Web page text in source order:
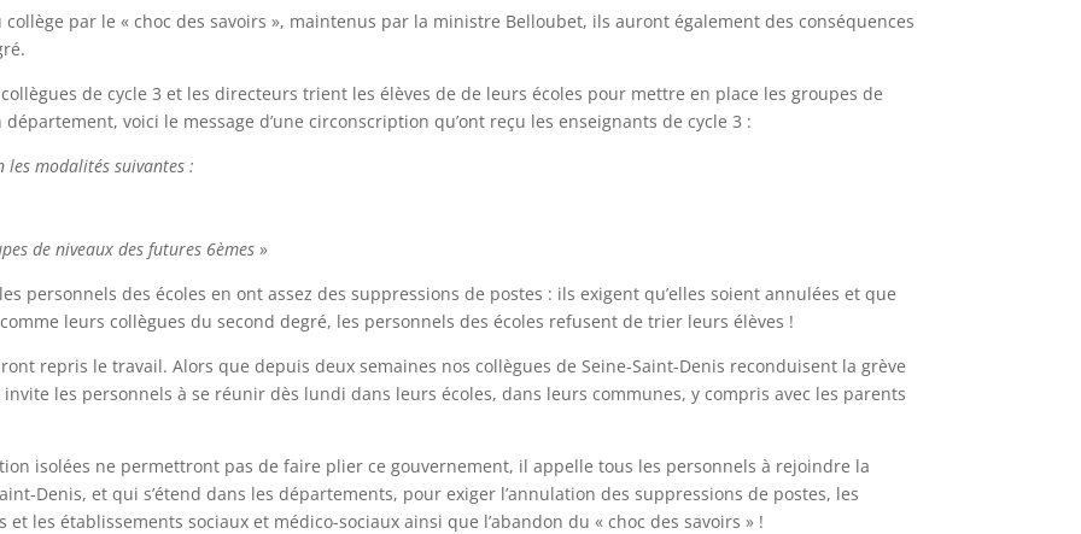
par le « choc des savoirs », maintenus par la ministre Belloubet, ils auront également des conséquences
de cycle 3 et les directeurs trient les élèves de de leurs écoles pour mettre en place les groupes de
voici le message d’une circonscription qu’ont reçu les enseignants de cycle 3 :
les modalités suivantes :
de niveaux des futures 6èmes »
personnels des écoles en ont assez des suppressions de postes : ils exigent qu’elles soient annulées et que
leurs collègues du second degré, les personnels des écoles refusent de trier leurs élèves !
repris le travail. Alors que depuis deux semaines nos collègues de Seine-Saint-Denis reconduisent la grève
les personnels à se réunir dès lundi dans leurs écoles, dans leurs communes, y compris avec les parents
isolées ne permettront pas de faire plier ce gouvernement, il appelle tous les personnels à rejoindre la
Denis, et qui s’étend dans les départements, pour exiger l’annulation des suppressions de postes, les
les établissements sociaux et médico-sociaux ainsi que l’abandon du « choc des savoirs » !